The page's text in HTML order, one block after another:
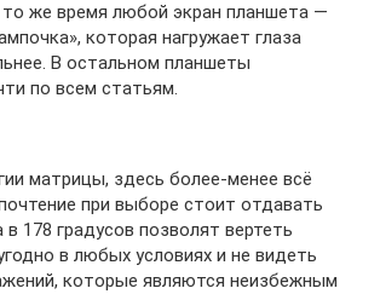
же время любой экран планшета —
которая нагружает глаза
В остальном планшеты
по всем статьям.
матрицы, здесь более-менее всё
при выборе стоит отдавать
в 178 градусов позволят вертеть
в любых условиях и не видеть
которые являются неизбежным